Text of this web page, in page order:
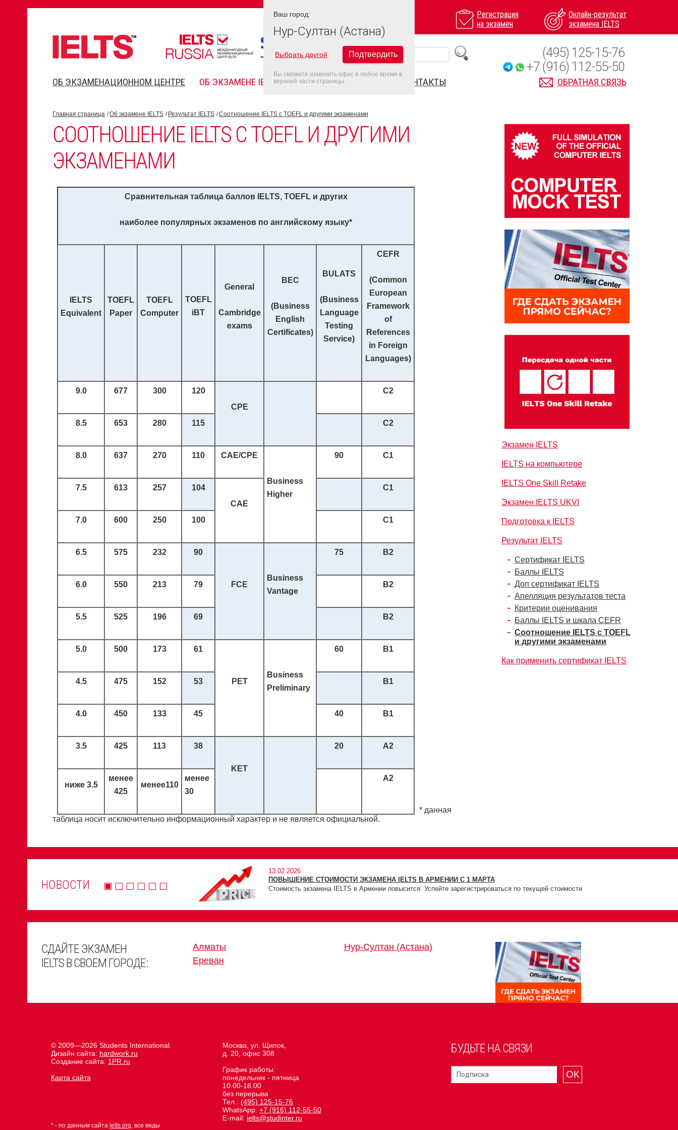
Регистрация
на экзамен
Онлайн-результат
экзамена IELTS
ОБ ЭКЗАМЕНАЦИОННОМ ЦЕНТРЕ ОБ ЭКЗАМЕНЕ IELTS FAQ ДАТЫ IELTS 2026 КОНТАКТЫ ОБРАТНАЯ СВЯЗЬ
(495) 125-15-76
+7 (916) 112-55-50
Главная страница Об экзамене IELTS Результат IELTS Соотношение IELTS с TOEFL и другими экзаменами
СООТНОШЕНИЕ IELTS С TOEFL И ДРУГИМИ
ЭКЗАМЕНАМИ
Сравнительная таблица баллов IELTS, TOEFLи других
наиболее популярных экзаменов по английскому языку*
IELTS
Equivalent
TOEFL
Paper
TOEFL
Computer
TOEFL
iBT
General
Cambridge
exams
BEC
(Business
English
Certificates)
BULATS
(Business
Language
Testing
Service)
CEFR
(Common
European
Framework
of
References
in Foreign
Languages)
9.0 677 300
120
CPE
C2
8.5 653 280 115 C2
8.0 637 270 110 CAE/CPE
Business
Higher
90 C1
7.5 613 257 104
CAE
C1
7.0 600 250 100 C1
6.5 575 232 90
FCE
Business
Vantage
75 B2
6.0 550 213 79 B2
5.5 525 196 69 B2
5.0 500 173 61
PET
Business
Preliminary
60 B1
4.5 475 152 53 B1
4.0 450 133 45 40 B1
3.5 425 113 38
KET
20 A2
ниже3.5
менее
425
менее110
менее
30
A2
* данная
таблица носит исключительно информационный характер и не является официальной.
Экзамен IELTS
IELTS на компьютере
IELTS One Skill Retake
Экзамен IELTS UKVI
Подготовка к IELTS
Результат IELTS
Сертификат IELTS
Баллы IELTS
Доп сертификат IELTS
Апелляция результатов теста
Критерии оценивания
Баллы IELTS и шкала CEFR
Соотношение IELTS с TOEFL
и другими экзаменами
Как применить сертификат IELTS
НОВОСТИ
13.02.2026
ПОВЫШЕНИЕ СТОИМОСТИ ЭКЗАМЕНА IELTS В АРМЕНИИ С 1 МАРТА
Стоимость экзамена IELTS в Армении повысится. Успейте зарегистрироваться по текущей стоимости
СДАЙТЕ ЭКЗАМЕН
IELTS В СВОЕМ ГОРОДЕ:
Алматы
Ереван
Нур-Султан (Астана)
БУДЬТЕ НА СВЯЗИ
ОК
Москва, ул. Щипок,
д. 20, офис 308
График работы:
понедельник - пятница
10.00-18.00
без перерыва
Тел.: (495) 125-15-76
WhatsApp: +7 (916) 112-55-50
E-mail: ielts@studinter.ru
© 2009—2026 Students International.
Дизайн сайта: hardwork.ru
Создание сайта: 1PR.ru
Карта сайта
* - по данным сайта ielts.org, все виды
Ваш город:
Нур-Султан (Астана)
Выбрать другой Подтвердить
Вы сможете изменить офис в любое время в
верхней части страницы